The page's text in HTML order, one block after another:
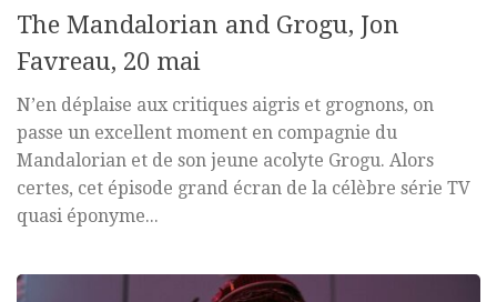
The Mandalorian and Grogu, Jon
Favreau, 20 mai
N’en déplaise aux critiques aigris et grognons, on
passe un excellent moment en compagnie du
Mandalorian et de son jeune acolyte Grogu. Alors
certes, cet épisode grand écran de la célèbre série TV
quasi éponyme...